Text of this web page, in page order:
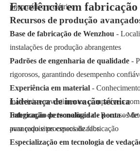
pneumático e elétrico
Excelência em
Recursos de produção
Base de fabricação de Wenzhou -
instalações de produção abrangentes
Padrões de engenharia de qualidade -
rigorosos, garantindo desempenho
Experiência em material -
materiais e revestimentos compatíveis
Fabricação personalizada- Recursos
para requisitos especializados
Liderança de inovação técnica
Integração de tecnologia de ponta-
avançado e processos de fabricação
Especialização em tecnologia de